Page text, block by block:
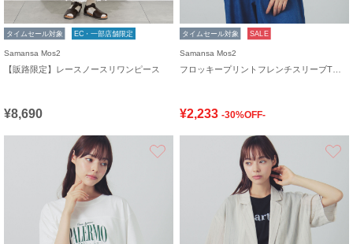
タイムセール対象 EC・一部店舗限定
Samansa Mos2
【販路限定】レースノースリワンピース
¥8,690
タイムセール対象 SALE
Samansa Mos2
¥2,233 -30%OFF-